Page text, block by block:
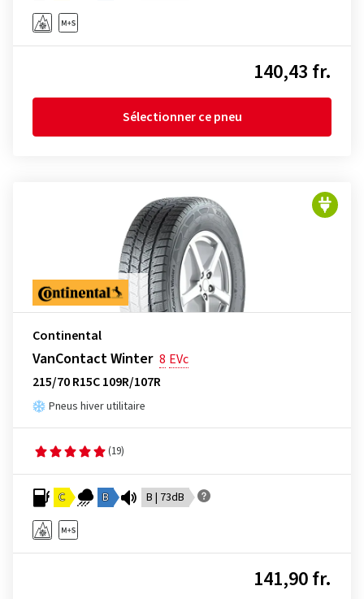
140,43 fr.
Sélectionner ce pneu
Continental
VanContact Winter 8 EVc
215/70 R15C 109R/107R
Pneus hiver utilitaire
(19)
C B B | 73dB
141,90 fr.